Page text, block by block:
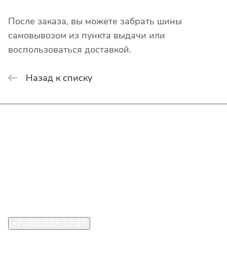
После заказа, вы можете забрать шины
самовывозом из пункта выдачи или
воспользоваться доставкой.
Назад к списку